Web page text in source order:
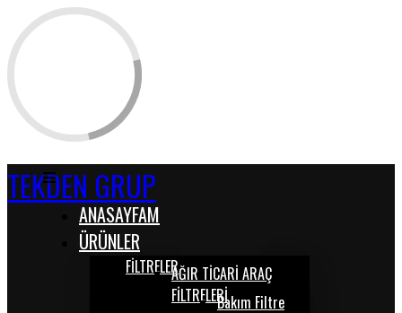
TEKDEN GRUP
ANASAYFAM
ÜRÜNLER
FİLTRELERAĞIR TİCARİ ARAÇ
FİLTRELERİBakım Filtre